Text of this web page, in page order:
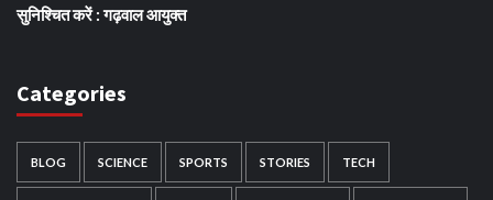
सुनिश्चित करें : गढ़वाल आयुक्त
Categories
BLOG SCIENCE SPORTS STORIES TECH